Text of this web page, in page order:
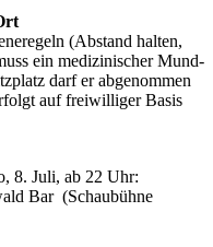
(Abstand halten,
ein medizinischer Mund-
darf er abgenommen
auf freiwilliger Basis
8. Juli, ab 22 Uhr:
Bar (Schaubühne